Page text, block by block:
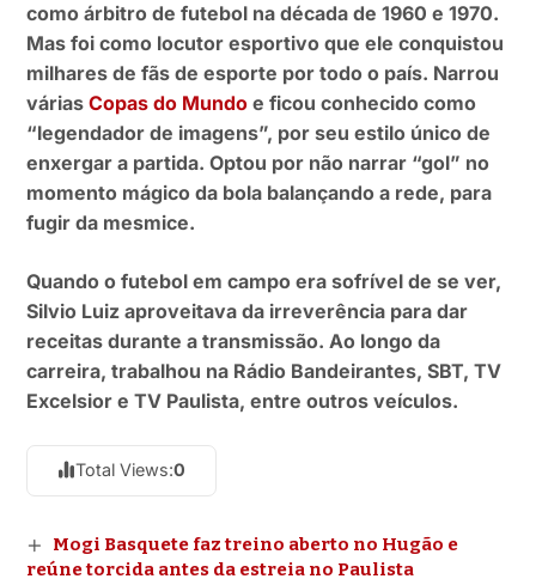
como árbitro de futebol na década de 1960 e 1970.
Mas foi como locutor esportivo que ele conquistou
milhares de fãs de esporte por todo o país. Narrou
váriasCopas do Mundo e ficou conhecido como
“legendador de imagens”, por seu estilo único de
enxergar a partida. Optou por não narrar “gol” no
momento mágico da bola balançando a rede, para
fugir da mesmice.
Quando o futebol em campo era sofrível de se ver,
Silvio Luiz aproveitava da irreverência para dar
receitas durante a transmissão. Ao longo da
carreira, trabalhou na Rádio Bandeirantes, SBT, TV
Excelsior e TV Paulista, entre outros veículos.
Total Views:0
Mogi Basquete faz treino aberto no Hugão e
reúne torcida antes da estreia no Paulista